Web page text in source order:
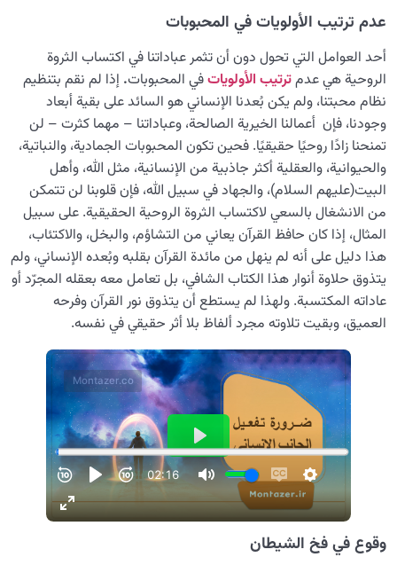
عدم ترتيب الأولويات في المحبوبات
أحد العوامل التي تحول دون أن تثمر عباداتنا في اكتساب الثروة
الروحية هي عدمترتيب الأولوياتفي المحبوبات. إذا لم نقم بتنظيم
نظام محبتنا، ولم يكن بُعدنا الإنساني هو السائد على بقية أبعاد
وجودنا، فإن أعمالنا الخيرية الصالحة، وعباداتنا – مهما كثرت – لن
تمنحنا زادًا روحيًا حقيقيًا. فحين تكون المحبوبات الجمادية، والنباتية،
والحيوانية، والعقلية أكثر جاذبية من الإنسانية، مثل الله، وأهل
البيت(عليهم السلام)، والجهاد في سبيل الله، فإن قلوبنا لن تتمكن
من الانشغال بالسعي لاكتساب الثروة الروحية الحقيقية. على سبيل
المثال، إذا كان حافظ القرآن يعاني من التشاؤم، والبخل، والاكتئاب،
هذا دليل على أنه لم ينهل من مائدة القرآن بقلبه وبُعده الإنساني، ولم
يتذوق حلاوة أنوار هذا الكتاب الشافي، بل تعامل معه بعقله المجرّد أو
عاداته المكتسبة. ولهذا لم يستطع أن يتذوق نور القرآن وفرحه
العميق، وبقيت تلاوته مجرد ألفاظ بلا أثر حقيقي في نفسه.
وقوع في فخ الشيطان